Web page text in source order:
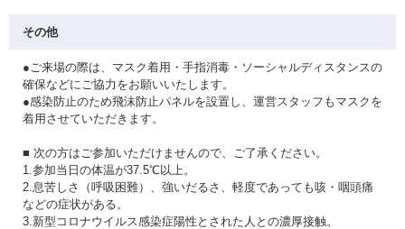
その他
●ご来場の際は、マスク着用・手指消毒・ソーシャルディスタンスの
確保などにご協力をお願いいたします。
●感染防止のため飛沫防止パネルを設置し、運営スタッフもマスクを
着用させていただきます。
■ 次の方はご参加いただけませんので、ご了承ください。
1.参加当日の体温が37.5℃以上。
2.息苦しさ（呼吸困難）、強いだるさ、軽度であっても咳・咽頭痛
などの症状がある。
3.新型コロナウイルス感染症陽性とされた人との濃厚接触。